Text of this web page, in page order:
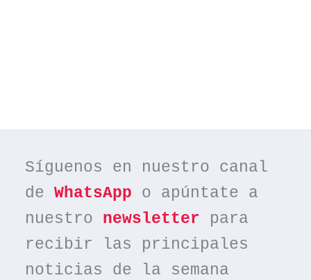
Síguenos en nuestro canal
de WhatsApp o apúntate a
nuestro newsletter para
recibir las principales
noticias de la semana